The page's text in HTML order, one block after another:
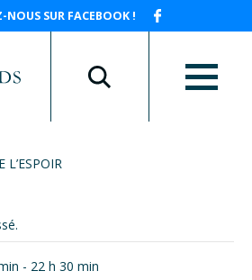
NOUS SUR FACEBOOK !
L’ESPOIR
- 22 h 30 min